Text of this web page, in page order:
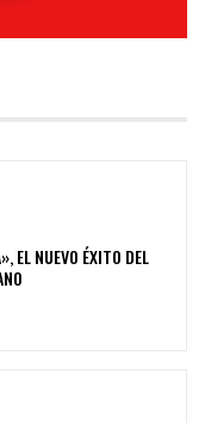
EL NUEVO ÉXITO DEL